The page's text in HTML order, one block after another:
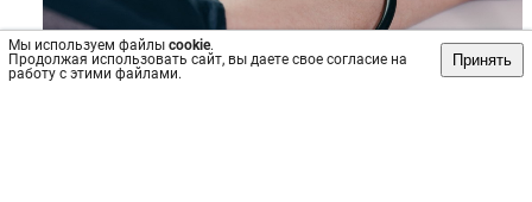
Мы используем файлы cookie.
Продолжая использовать сайт, вы даете свое согласие на
работу с этими файлами.
Принять